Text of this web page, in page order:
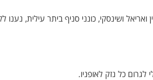
ושינסקי, כונני סניף ביתר עילית, נענו
כל נזק לאופניו.